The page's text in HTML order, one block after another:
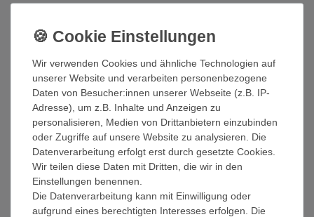
14,95 EUR *
Inhalt1Stück
Grundpreis14,95 € / Stück
In den Warenkorb
Wir verwenden Cookies und ähnliche Technologien auf
unserer Website und verarbeiten personenbezogene
Daten von Besucher:innen unserer Webseite (z.B. IP-
Adresse), um z.B. Inhalte und Anzeigen zu
personalisieren, Medien von Drittanbietern einzubinden
oder Zugriffe auf unsere Website zu analysieren. Die
Datenverarbeitung erfolgt erst durch gesetzte Cookies.
Wir teilen diese Daten mit Dritten, die wir in den
Einstellungen benennen.
Die Datenverarbeitung kann mit Einwilligung oder
aufgrund eines berechtigten Interesses erfolgen. Die